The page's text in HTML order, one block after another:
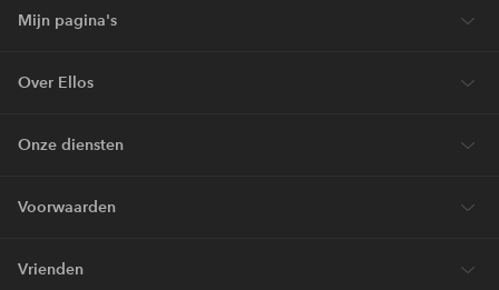
Mijn pagina's
Over Ellos
Onze diensten
Voorwaarden
Vrienden